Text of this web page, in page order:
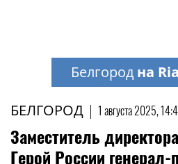
БЕЛГОРОД | 1 августа 2025,
Заместитель
Герой России
Белгород на